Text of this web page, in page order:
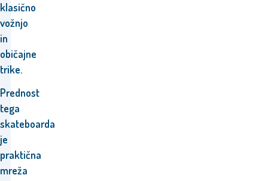
klasično
vožnjo
in
običajne
trike.
Prednost
tega
skateboarda
je
praktična
mreža